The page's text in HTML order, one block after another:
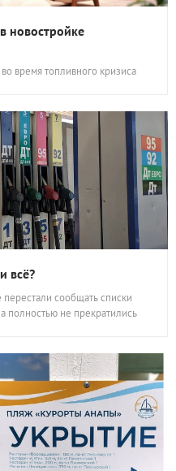
новостройке
время топливного кризиса
всё?
сообщать списки
полностью не прекратились